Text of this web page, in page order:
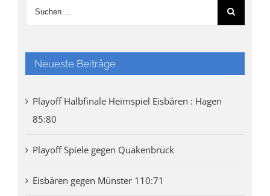
Neueste Beiträge
Playoff Halbfinale Heimspiel Eisbären : Hagen
85:80
Playoff Spiele gegen Quakenbrück
Eisbären gegen Münster 110:71